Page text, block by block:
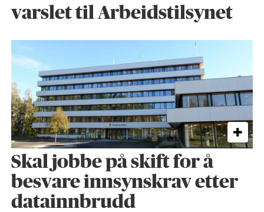
varslet til Arbeidstilsynet
Skal jobbe på skift for å
besvare innsynskrav etter
datainnbrudd